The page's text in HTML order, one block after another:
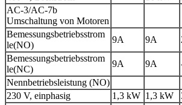
AC-3/AC-7b
Umschaltung von Motoren
Bemessungsbetriebsstrom
le(NO)
9A 9A
Bemessungsbetriebsstrom
le(NC)
9A 9A
Nennbetriebsleistung (NO)
230 V, einphasig
1,3 kW 1,3 kW